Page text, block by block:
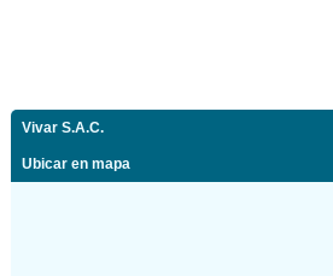
Vivar S.A.C.
Ubicar en mapa